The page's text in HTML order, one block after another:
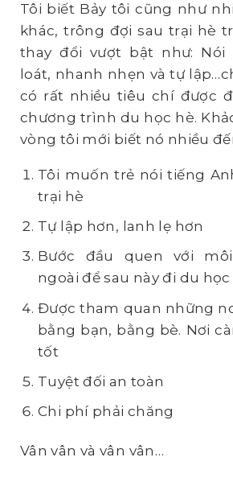
Tôi biết Bảy tôi cũng như
khác, trông đợi sau trại hè
thay đổi vượt bật như: Nói
loát, nhanh nhẹn và tự
có rất nhiều tiêu chí được
chương trình du học hè.
vòng tôi mới biết nó nhiều
Tôi muốn trẻ nói tiếng
trại hè
Tự lập hơn, lanh lẹ hơn
Bước đầu quen với
ngoài để sau này đi du
Được tham quan những
bằng bạn, bằng bè. Nơi
tốt
Tuyệt đối an toàn
Chi phí phải chăng
Vân vân và vân vân…